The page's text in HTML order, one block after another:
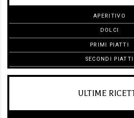
APERITIVO
DOLCI
PRIMI PIATTI
SECONDI PIATTI
ULTIME